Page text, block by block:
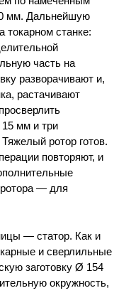
мм. Дальнейшую
токарном станке:
часть на
разворачивают и,
растачивают
мм и три
ротор готов.
повторяют, и
ротора — для
— статор. Как и
и сверлильные
заготовку Ø 154
окружность,